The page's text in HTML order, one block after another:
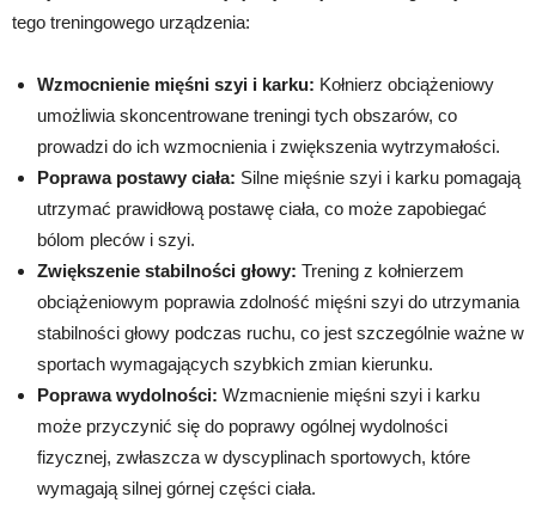
tego treningowego urządzenia:
Wzmocnienie mięśni szyi i karku: Kołnierz obciążeniowy
umożliwia skoncentrowane treningi tych obszarów, co
prowadzi do ich wzmocnienia i zwiększenia wytrzymałości.
Poprawa postawy ciała: Silne mięśnie szyi i karku pomagają
utrzymać prawidłową postawę ciała, co może zapobiegać
bólom pleców i szyi.
Zwiększenie stabilności głowy: Trening z kołnierzem
obciążeniowym poprawia zdolność mięśni szyi do utrzymania
stabilności głowy podczas ruchu, co jest szczególnie ważne w
sportach wymagających szybkich zmian kierunku.
Poprawa wydolności: Wzmacnienie mięśni szyi i karku
może przyczynić się do poprawy ogólnej wydolności
fizycznej, zwłaszcza w dyscyplinach sportowych, które
wymagają silnej górnej części ciała.